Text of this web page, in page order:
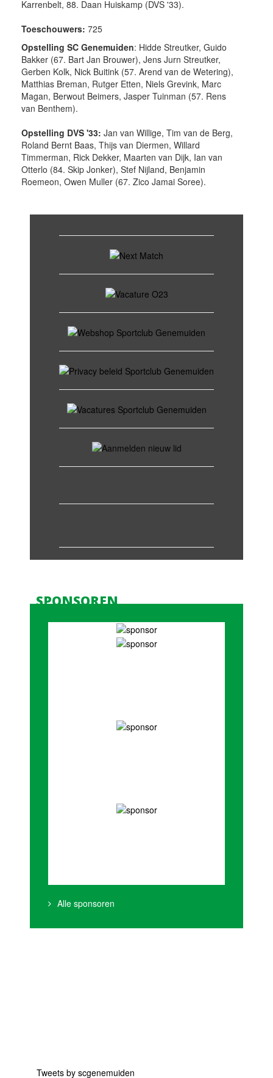
Karrenbelt, 88. Daan Huiskamp (DVS '33).
Toeschouwers: 725
Opstelling SC Genemuiden: Hidde Streutker, Guido
Bakker (67. Bart Jan Brouwer), Jens Jurn Streutker,
Gerben Kolk, Nick Buitink (57. Arend van de Wetering),
Matthias Breman, Rutger Etten, Niels Grevink, Marc
Magan, Berwout Beimers, Jasper Tuinman (57. Rens
van Benthem).
Opstelling DVS '33: Jan van Willige, Tim van de Berg,
Roland Bernt Baas, Thijs van Diermen, Willard
Timmerman, Rick Dekker, Maarten van Dijk, Ian van
Otterlo (84. Skip Jonker), Stef Nijland, Benjamin
Roemeon, Owen Muller (67. Zico Jamai Soree).
SPONSOREN
Alle sponsoren
Tweets by scgenemuiden